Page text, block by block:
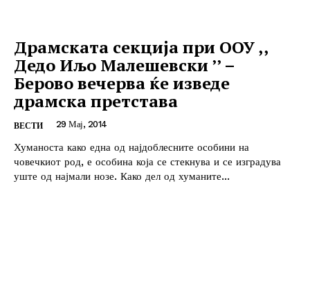
Драмската секција при ООУ ,,
Дедо Иљо Малешевски ’’ –
Берово вечерва ќе изведе
драмска претстава
ВЕСТИ 29 Мај, 2014
Хуманоста како една од најдоблесните особини на
човечкиот род, е особина која се стекнува и се изградува
уште од најмали нозе. Како дел од хуманите...